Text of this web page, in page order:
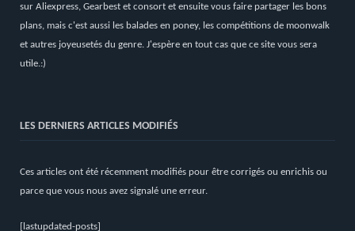
sur Aliexpress, Gearbest et consort et ensuite vous faire partager les bons
plans, mais c'est aussi les balades en poney, les compétitions de moonwalk
et autres joyeusetés du genre. J'espère en tout cas que ce site vous sera
utile.:)
LES DERNIERS ARTICLES MODIFIÉS
Ces articles ont été récemment modifiés pour être corrigés ou enrichis ou
parce que vous nous avez signalé une erreur.
[lastupdated-posts]